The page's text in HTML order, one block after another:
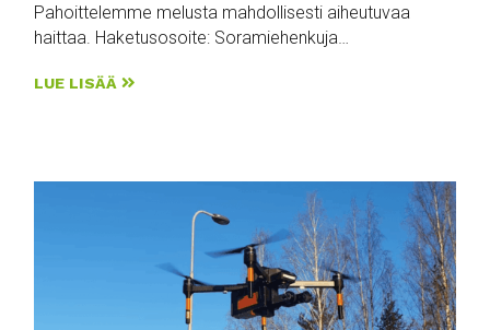
Pahoittelemme melusta mahdollisesti aiheutuvaa
haittaa. Haketusosoite: Soramiehenkuja…
LUE LISÄÄ